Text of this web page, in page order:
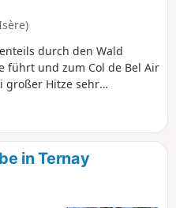
durch den Wald
führt und zum Col de Bel Air
großer Hitze sehr
in Ternay